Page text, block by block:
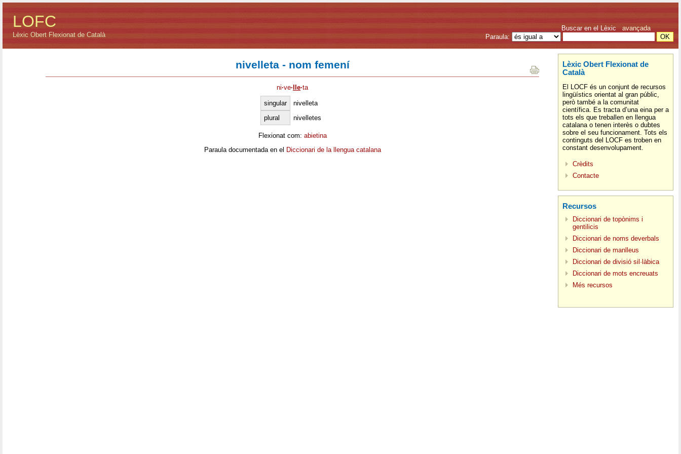
LOFC
Lèxic Obert Flexionat de Català
Buscar en el Lèxic avançada
Paraula:
nivelleta - nom femení
ni·ve· lle·ta
singular
nivelleta
plural
nivelletes
Flexionat com: abietina
Paraula documentada en el Diccionari de la llengua catalana
Lèxic Obert Flexionat de
Català
El LOCF és un conjunt de recursos
lingüístics orientat al gran públic,
però també a la comunitat
científica. Es tracta d’una eina per a
tots els que treballen en llengua
catalana o tenen interès o dubtes
sobre el seu funcionament. Tots els
continguts del LOCF es troben en
constant desenvolupament.
Crèdits
Contacte
Recursos
Diccionari de topònims i
gentilicis
Diccionari de noms deverbals
Diccionari de manlleus
Diccionari de divisió sil·làbica
Diccionari de mots encreuats
Més recursos